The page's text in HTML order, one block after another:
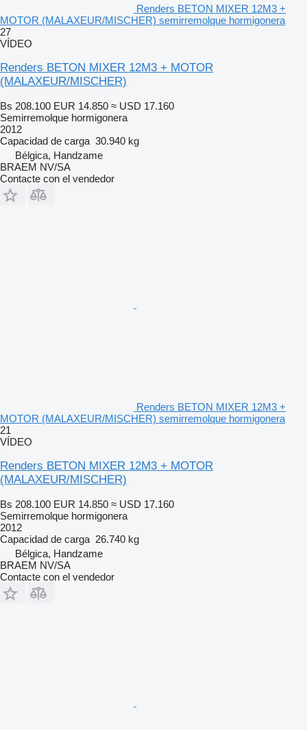
Renders BETON MIXER 12M3 +
MOTOR (MALAXEUR/MISCHER) semirremolque hormigonera
27
VÍDEO
Renders BETON MIXER 12M3 + MOTOR
(MALAXEUR/MISCHER)
Bs 208.100 EUR 14.850 ≈ USD 17.160
Semirremolque hormigonera
2012
Capacidad de carga 30.940 kg
Bélgica, Handzame
BRAEM NV/SA
Contacte con el vendedor
Renders BETON MIXER 12M3 +
MOTOR (MALAXEUR/MISCHER) semirremolque hormigonera
21
VÍDEO
Renders BETON MIXER 12M3 + MOTOR
(MALAXEUR/MISCHER)
Bs 208.100 EUR 14.850 ≈ USD 17.160
Semirremolque hormigonera
2012
Capacidad de carga 26.740 kg
Bélgica, Handzame
BRAEM NV/SA
Contacte con el vendedor